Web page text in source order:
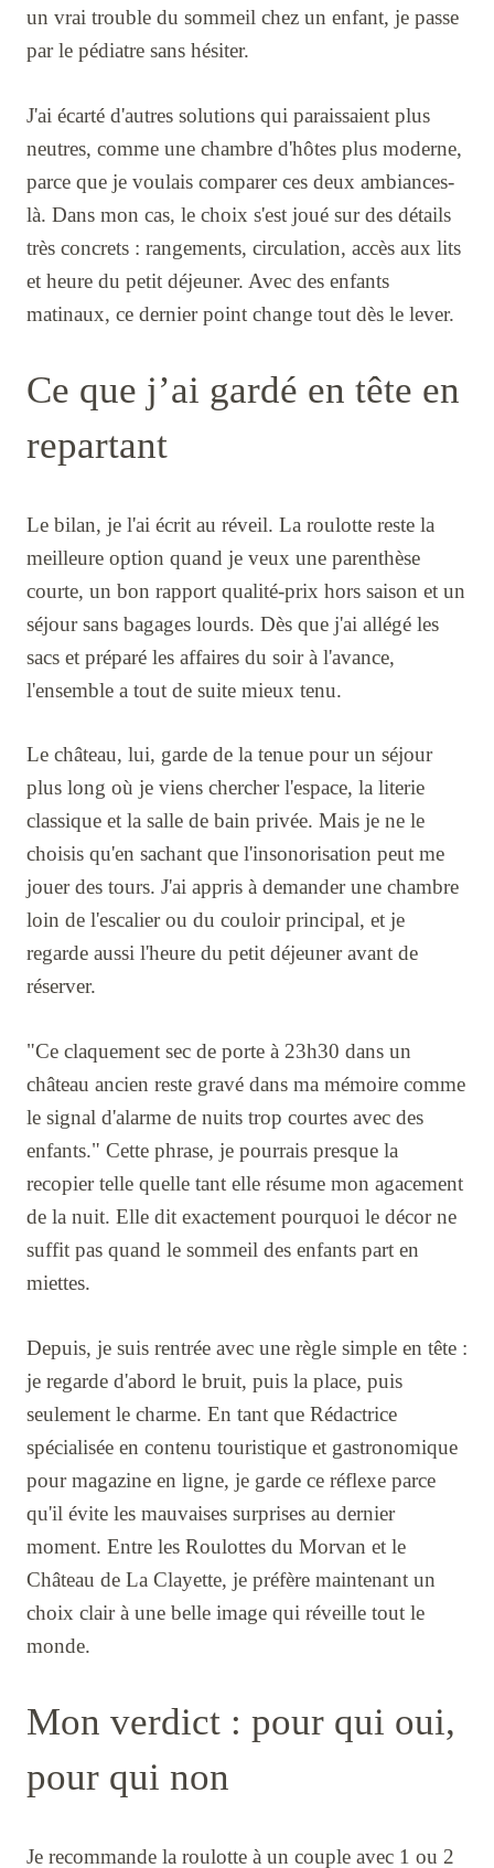
un vrai trouble du sommeil chez un enfant, je passe
par le pédiatre sans hésiter.
J'ai écarté d'autres solutions qui paraissaient plus
neutres, comme une chambre d'hôtes plus moderne,
parce que je voulais comparer ces deux ambiances-
là. Dans mon cas, le choix s'est joué sur des détails
très concrets : rangements, circulation, accès aux lits
et heure du petit déjeuner. Avec des enfants
matinaux, ce dernier point change tout dès le lever.
Ce que j’ai gardé en tête en
repartant
Le bilan, je l'ai écrit au réveil. La roulotte reste la
meilleure option quand je veux une parenthèse
courte, un bon rapport qualité-prix hors saison et un
séjour sans bagages lourds. Dès que j'ai allégé les
sacs et préparé les affaires du soir à l'avance,
l'ensemble a tout de suite mieux tenu.
Le château, lui, garde de la tenue pour un séjour
plus long où je viens chercher l'espace, la literie
classique et la salle de bain privée. Mais je ne le
choisis qu'en sachant que l'insonorisation peut me
jouer des tours. J'ai appris à demander une chambre
loin de l'escalier ou du couloir principal, et je
regarde aussi l'heure du petit déjeuner avant de
réserver.
"Ce claquement sec de porte à 23h30 dans un
château ancien reste gravé dans ma mémoire comme
le signal d'alarme de nuits trop courtes avec des
enfants." Cette phrase, je pourrais presque la
recopier telle quelle tant elle résume mon agacement
de la nuit. Elle dit exactement pourquoi le décor ne
suffit pas quand le sommeil des enfants part en
miettes.
Depuis, je suis rentrée avec une règle simple en tête :
je regarde d'abord le bruit, puis la place, puis
seulement le charme. En tant que Rédactrice
spécialisée en contenu touristique et gastronomique
pour magazine en ligne, je garde ce réflexe parce
qu'il évite les mauvaises surprises au dernier
moment. Entre les Roulottes du Morvan et le
Château de La Clayette, je préfère maintenant un
choix clair à une belle image qui réveille tout le
monde.
Mon verdict : pour qui oui,
pour qui non
Je recommande la roulotte à un couple avec 1 ou 2